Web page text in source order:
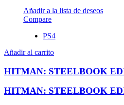
Añadir a la lista de deseos
Compare
PS4
Añadir al carrito
HITMAN: STEELBOOK
HITMAN: STEELBOOK